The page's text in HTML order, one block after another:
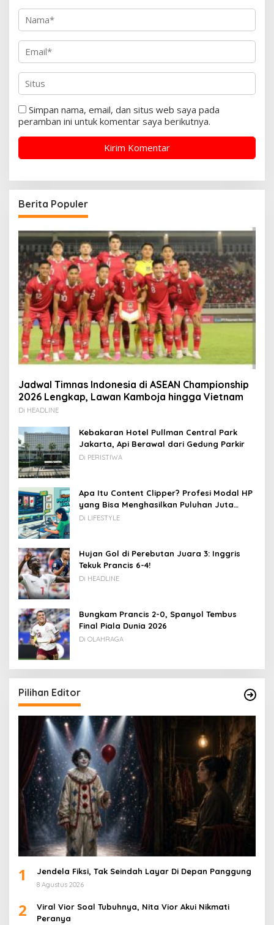
Simpan nama, email, dan situs web saya pada
peramban ini untuk komentar saya berikutnya.
Berita Populer
Jadwal Timnas Indonesia di ASEAN Championship
2026 Lengkap, Lawan Kamboja hingga Vietnam
Di HEADLINE
Kebakaran Hotel Pullman Central Park
Jakarta, Api Berawal dari Gedung Parkir
Di PERISTIWA
Apa Itu Content Clipper? Profesi Modal HP
yang Bisa Menghasilkan Puluhan Juta
Rupiah
Di LIFESTYLE
Hujan Gol di Perebutan Juara 3: Inggris
Tekuk Prancis 6-4!
Di HEADLINE
Bungkam Prancis 2-0, Spanyol Tembus
Final Piala Dunia 2026
Di OLAHRAGA
Pilihan Editor
1 Jendela Fiksi, Tak Seindah Layar Di Depan Panggung
8 Agustus 2026
2
Viral Vior Soal Tubuhnya, Nita Vior Akui Nikmati
Peranya